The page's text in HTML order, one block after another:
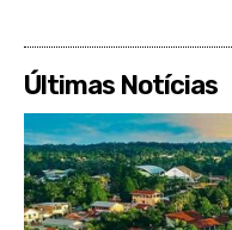
Últimas Notícias